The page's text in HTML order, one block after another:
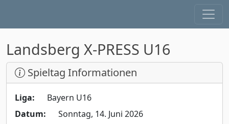
Landsberg X-PRESS U16
Spieltag Informationen
Liga:
Bayern U16
Datum:
Sonntag, 14. Juni 2026